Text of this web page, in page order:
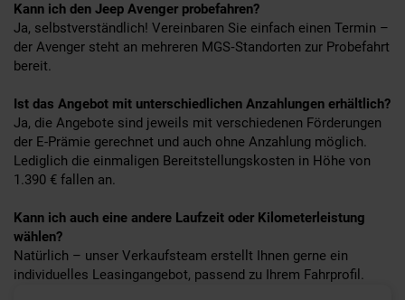
Kann ich den Jeep Avenger probefahren?
Ja, selbstverständlich! Vereinbaren Sie einfach einen Termin –
der Avenger steht an mehreren MGS‑Standorten zur Probefahrt
bereit.
Ist das Angebot mit unterschiedlichen Anzahlungen erhältlich?
Ja, die Angebote sind jeweils mit verschiedenen Förderungen
der E-Prämie gerechnet und auch ohne Anzahlung möglich.
Lediglich die einmaligen Bereitstellungskosten in Höhe von
1.390 € fallen an.
Kann ich auch eine andere Laufzeit oder Kilometerleistung
wählen?
Natürlich – unser Verkaufsteam erstellt Ihnen gerne ein
individuelles Leasingangebot, passend zu Ihrem Fahrprofil.